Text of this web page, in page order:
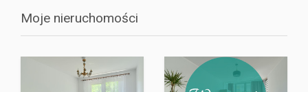
Moje nieruchomości